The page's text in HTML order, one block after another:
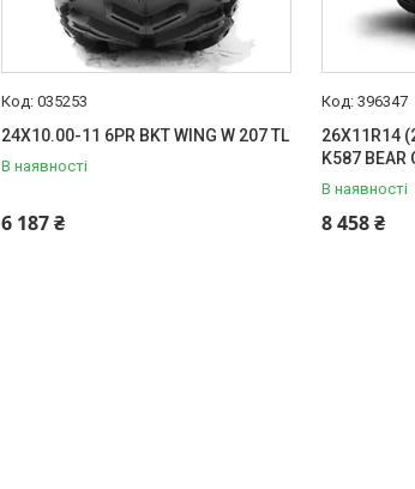
035253
24X10.00-11 6PR BKT WING W 207 TL
В наявності
6 187 ₴
396347
26X11R14
K587 BEAR
В наявності
8 458 ₴